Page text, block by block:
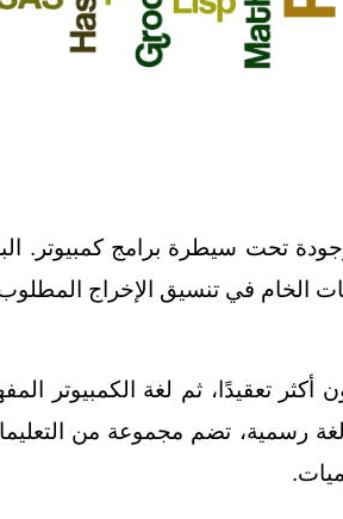
تحت سيطرة برامج كمبيوتر.
الخام في تنسيق الإخراج
تعقيدًا، ثم لغة الكمبيوتر
رسمية، تضم مجموعة من